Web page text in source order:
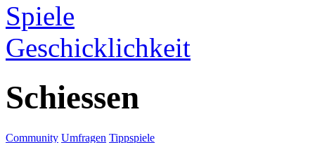
Spiele
Geschicklichkeit
Schiessen
Community Umfragen Tippspiele